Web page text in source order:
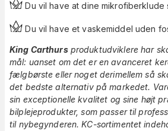
Du vil have at dine
Du vil have et vaskemiddel uden
King Carthursproduktudviklere har
mål: uanset om det er en avanceret
fælgbørste eller noget derimellem så
det bedste alternativ på markedet.
sin exceptionelle kvalitet og sine højt
bilplejeprodukter, som passer til
til nybegynderen. KC-sortimentet